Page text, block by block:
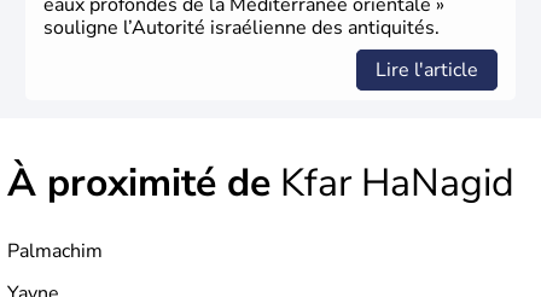
souligne l’Autorité israélienne des antiquités.
Lire l'article
À proximité de Kfar HaNagid
Palmachim